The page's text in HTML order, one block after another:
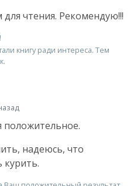
для чтения. Рекомендую!!!
книгу ради интереса. Тем
надеюсь, что
курить.